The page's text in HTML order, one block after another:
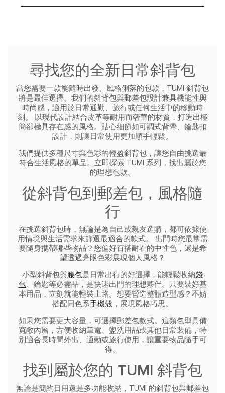
尋找您的全新日常斜背包
當您需要一款能隨時出發、風格俐落的包款，TUMI 斜背包
將是最佳選擇。我們的斜背包與郵差包設計兼具機能性與
時尚感，適用於日常通勤、旅行或任何生活中的移動時
刻。
以現代設計結合皮革等耐用而奢華的材質，打造出極
簡卻極具存在感的風格。貼心細節如可調式背帶、鑰匙扣
設計，則讓日常使用更加順手輕鬆。
我們提供多種尺寸與色彩的輕盈斜背包，讓您自由挑選最
符合生活風格的單品。立即探索 TUMI 系列，找出屬於您
的理想包款。
從斜背包到郵差包，風格隨
行
在挑選斜背包時，無論是為自己或親友選購，都可依據使
用情境與生活需求來篩選最適合的款式。
出門時您最常需
要隨身攜帶哪些物品？您偏好百搭耐看的中性色，還是希
望透過亮眼色彩展現個人風格？
小型斜背包與腰包是日常出行的好選擇，能輕鬆收納錢
包、鑰匙等必需品，是快速出門的理想夥伴。只要裝好基
本用品，立刻就能輕裝上路。想要營造整體造型感？不妨
搭配同色系手機殼 ，展現風格巧思。
如果您需要更大容量，可選擇郵差包款式。這類包型具備
寬敞內層，方便收納筆電、盥洗用品或其他日常裝備，特
別適合長時間外出、通勤或旅行使用，讓重要物品隨手可
得。
找到屬於您的 TUMI 斜背包
無論是簡約日用還是多功能收納，TUMI 的斜背包與郵差包